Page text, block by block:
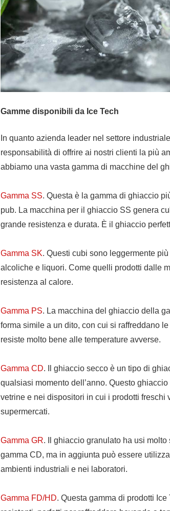
Gamme disponibili da Ice Tech
In quanto azienda leader nel settore
responsabilità di offrire ai nostri clienti la più
abbiamo una vasta gamma di macchine del
Gamma SS. Questa è la gamma di ghiaccio
pub. La macchina per il ghiaccio SS genera
grande resistenza e durata. È il ghiaccio
Gamma SK. Questi cubi sono leggermente
alcoliche e liquori. Come quelli prodotti dalle
resistenza al calore.
Gamma PS. La macchina del ghiaccio della
forma simile a un dito, con cui si raffreddano
resiste molto bene alle temperature avverse.
Gamma CD. Il ghiaccio secco è un tipo di
qualsiasi momento dell’anno. Questo
vetrine e nei dispositori in cui i prodotti
supermercati.
Gamma GR. Il ghiaccio granulato ha usi
gamma CD, ma in aggiunta può essere
ambienti industriali e nei laboratori.
Gamma FD/HD. Questa gamma di prodotti